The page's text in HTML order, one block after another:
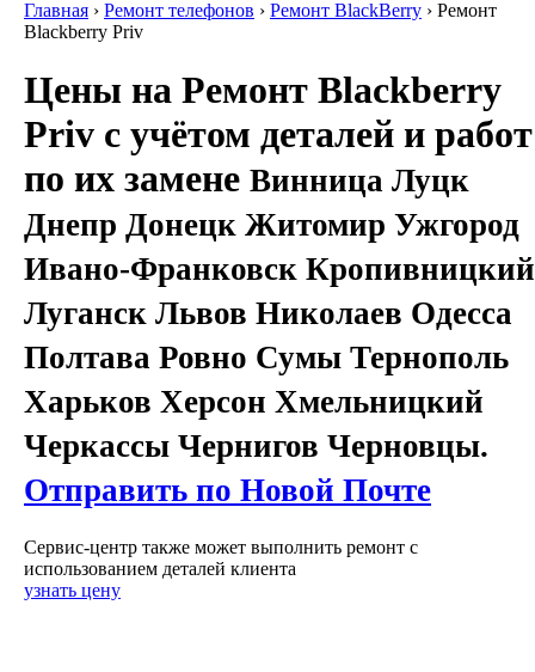
Главная › Ремонт телефонов › Ремонт BlackBerry › Ремонт
Blackberry Priv
Цены на Ремонт Blackberry
Priv с учётом деталей и работ
по их замене Винница Луцк
Днепр Донецк Житомир Ужгород
Ивано-Франковск Кропивницкий
Луганск Львов Николаев Одесса
Полтава Ровно Сумы Тернополь
Харьков Херсон Хмельницкий
Черкассы Чернигов Черновцы.
Отправить по Новой Почте
Сервис-центр также может выполнить ремонт с
использованием деталей клиента
узнать цену